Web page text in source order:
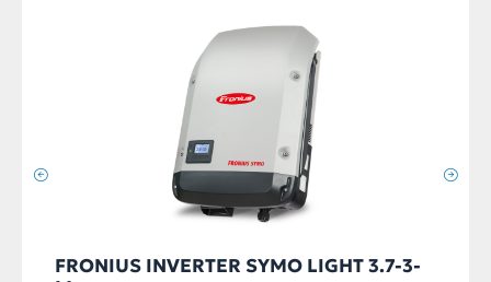
FRONIUS INVERTER SYMO LIGHT 3.7-3-